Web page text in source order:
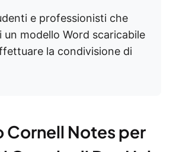
e professionisti che
un modello Word scaricabile
la condivisione di
Cornell Notes per